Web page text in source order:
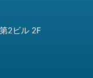
2ビル 2F